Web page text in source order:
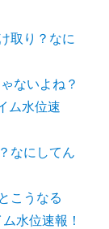
取り？なに
ないよね？
ム水位速
なにしてん
こうなる
水位速報！